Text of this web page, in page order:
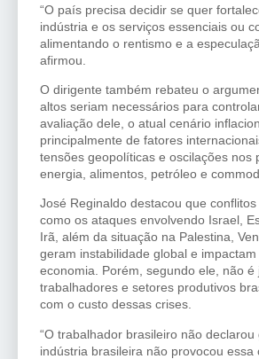
“O país precisa decidir se quer
indústria e os serviços essenciais ou
alimentando o rentismo e a
afirmou.
O dirigente também rebateu o
altos seriam necessários para
avaliação dele, o atual cenário
principalmente de fatores
tensões geopolíticas e oscilações nos
energia, alimentos, petróleo e
José Reginaldo destacou que
como os ataques envolvendo Israel,
Irã, além da situação na Palestina,
geram instabilidade global e
economia. Porém, segundo ele, não é
trabalhadores e setores produtivos
com o custo dessas crises.
“O trabalhador brasileiro não declarou
indústria brasileira não provocou essa